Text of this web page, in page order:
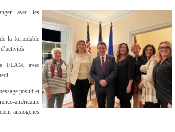
avec les
la formidable
FLAM, avec
positif et
américaine
anxiogènes